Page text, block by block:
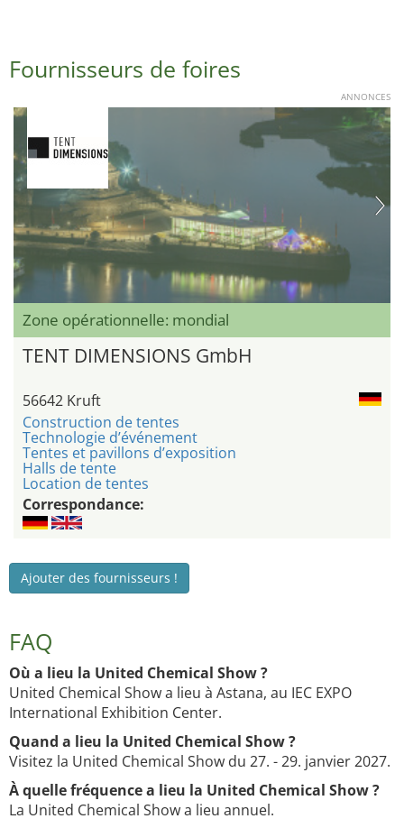
Fournisseurs de foires
ANNONCES
Zone opérationnelle: mondial
TENT DIMENSIONS GmbH
56642 Kruft
Construction de tentes
Technologie d’événement
Tentes et pavillons d’exposition
Halls de tente
Location de tentes
Correspondance:
Ajouter des fournisseurs !
FAQ
Où a lieu la United Chemical Show ?
United Chemical Show a lieu à Astana, au IEC EXPO
International Exhibition Center.
Quand a lieu la United Chemical Show ?
Visitez la United Chemical Show du 27. - 29. janvier 2027.
À quelle fréquence a lieu la United Chemical Show ?
La United Chemical Show a lieu annuel.